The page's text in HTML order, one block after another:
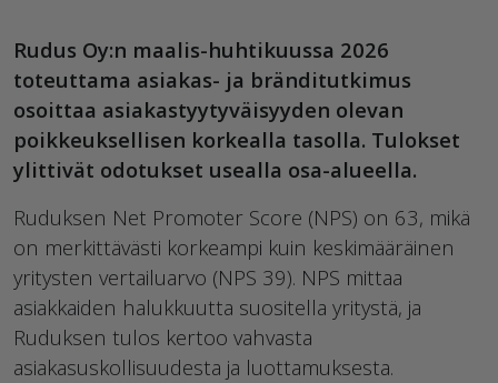
Rudus Oy:n maalis-huhtikuussa 2026
toteuttama asiakas- ja bränditutkimus
osoittaa asiakastyytyväisyyden olevan
poikkeuksellisen korkealla tasolla. Tulokset
ylittivät odotukset usealla osa-alueella.
Ruduksen Net Promoter Score (NPS) on 63, mikä
on merkittävästi korkeampi kuin keskimääräinen
yritysten vertailuarvo (NPS 39). NPS mittaa
asiakkaiden halukkuutta suositella yritystä, ja
Ruduksen tulos kertoo vahvasta
asiakasuskollisuudesta ja luottamuksesta.